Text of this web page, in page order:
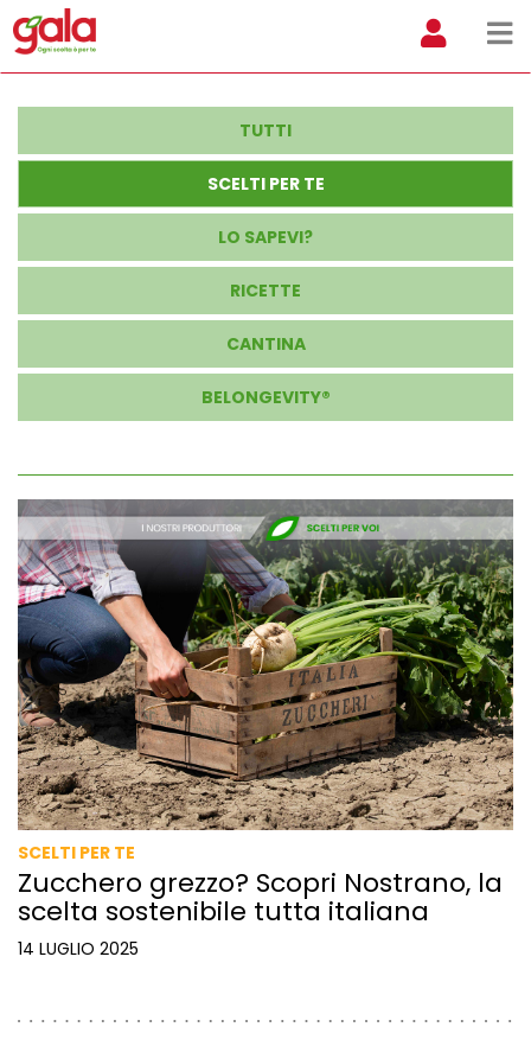
TUTTI
SCELTI PER TE
LO SAPEVI?
RICETTE
CANTINA
BELONGEVITY®
SCELTI PER TE
Zucchero grezzo? Scopri Nostrano, la
scelta sostenibile tutta italiana
14 LUGLIO 2025